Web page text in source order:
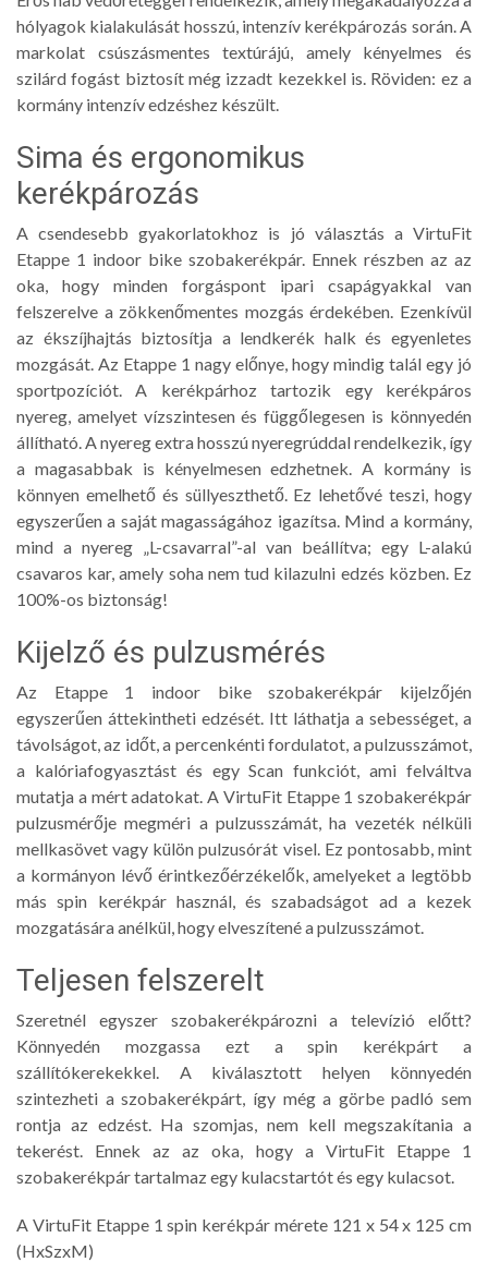
hólyagok kialakulását hosszú, intenzív kerékpározás során. A
markolat csúszásmentes textúrájú, amely kényelmes és
szilárd fogást biztosít még izzadt kezekkel is. Röviden: ez a
kormány intenzív edzéshez készült.
Sima és ergonomikus
kerékpározás
A csendesebb gyakorlatokhoz is jó választás a VirtuFit
Etappe 1 indoor bike szobakerékpár. Ennek részben az az
oka, hogy minden forgáspont ipari csapágyakkal van
felszerelve a zökkenőmentes mozgás érdekében. Ezenkívül
az ékszíjhajtás biztosítja a lendkerék halk és egyenletes
mozgását. Az Etappe 1 nagy előnye, hogy mindig talál egy jó
sportpozíciót. A kerékpárhoz tartozik egy kerékpáros
nyereg, amelyet vízszintesen és függőlegesen is könnyedén
állítható. A nyereg extra hosszú nyeregrúddal rendelkezik, így
a magasabbak is kényelmesen edzhetnek. A kormány is
könnyen emelhető és süllyeszthető. Ez lehetővé teszi, hogy
egyszerűen a saját magasságához igazítsa. Mind a kormány,
mind a nyereg „L-csavarral”-al van beállítva; egy L-alakú
csavaros kar, amely soha nem tud kilazulni edzés közben. Ez
100%-os biztonság!
Kijelző és pulzusmérés
Az Etappe 1 indoor bike szobakerékpár kijelzőjén
egyszerűen áttekintheti edzését. Itt láthatja a sebességet, a
távolságot, az időt, a percenkénti fordulatot, a pulzusszámot,
a kalóriafogyasztást és egy Scan funkciót, ami felváltva
mutatja a mért adatokat. A VirtuFit Etappe 1 szobakerékpár
pulzusmérője megméri a pulzusszámát, ha vezeték nélküli
mellkasövet vagy külön pulzusórát visel. Ez pontosabb, mint
a kormányon lévő érintkezőérzékelők, amelyeket a legtöbb
más spin kerékpár használ, és szabadságot ad a kezek
mozgatására anélkül, hogy elveszítené a pulzusszámot.
Teljesen felszerelt
Szeretnél egyszer szobakerékpározni a televízió előtt?
Könnyedén mozgassa ezt a spin kerékpárt a
szállítókerekekkel. A kiválasztott helyen könnyedén
szintezheti a szobakerékpárt, így még a görbe padló sem
rontja az edzést. Ha szomjas, nem kell megszakítania a
tekerést. Ennek az az oka, hogy a VirtuFit Etappe 1
szobakerékpár tartalmaz egy kulacstartót és egy kulacsot.
A VirtuFit Etappe 1 spin kerékpár mérete 121 x 54 x 125 cm
(HxSzxM)